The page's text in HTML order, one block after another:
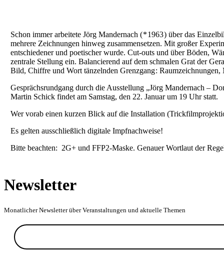
Schon immer arbeitete Jörg Mandernach ( * 1963 ) über das
mehrere Zeichnungen hinweg zusammensetzen. Mit großer
entschiedener und poetischer wurde. Cut-outs und über Böden,
zentrale Stellung ein. Balancierend auf dem schmalen Grat der
Bild, Chiffre und Wort tänzelnden Grenzgang :
Gesprächsrundgang durch die Ausstellung „Jörg Mandernach –
Martin Schick findet am Samstag, den 22. Januar um 19 Uhr statt.
Wer vorab einen kurzen Blick auf die Installation
Es gelten ausschließlich digitale Impfnachweise!
Bitte beachten: 2G+ und FFP2-Maske. Genauer Wortlaut der
Newsletter
Monatlicher Newsletter über Veranstaltungen und aktuelle Themen